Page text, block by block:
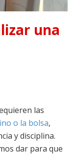
una
las
o la bolsa,
y disciplina.
dar para que